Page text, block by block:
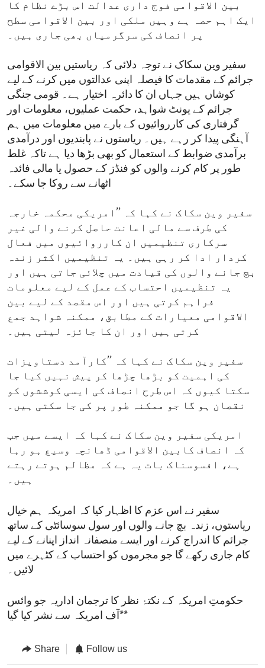
بین الاقوامی فوج داری عدالت اس بڑے نظام کا
ایک اہم حصہ ہے وہیں ملکی اور بین الاقوامی سطح
پر انصاف کی سرگرمیاں بھی جاری ہیں۔
سفیر وین سکاک نے توجہ دلائی کہ ریاستیں بین الاقوامی
جرائم کے مقدمات کا فیصلہ اپنی عدالتوں میں کرنے کے لیے
کوشاں ہیں جہاں ان کا دائرہ اختیار ہے۔ قومی جنگی
جرائم کے یونٹ شواہد، حکمت عملیوں، معلومات اور
گرفتاری کی کارروائیوں کے بارے میں معلومات میں ہم
آہنگی پیدا کر رہے ہیں۔ ریاستوں نے پابندیوں اور درآمدی
برآمدی ضوابط کے استعمال کو بھی بڑھا دیا ہے تاکہ غلط
طور پر کام کرنے والوں کو فنڈز کے حصول یا مالی فائدہ
اٹھانے سے روکا جا سکے۔
سفیر وین سکاک نے کہا کہ ’’امریکی محکمہ خارجہ
کی طرف سے مالی اعانت حاصل کرنے والی غیر
سرکاری تنظیمیں ان کارروائیوں میں فعال
کردار ادا کر رہی ہیں۔ یہ تنظیمیں اکثر زندہ
بچ جانے والوں کی قیادت میں چلائی جاتی ہیں اور
یہ تنظیمیں احتساب کے عمل کے لیے معلومات
فراہم کرتی ہیں اور اس مقصد کے لیے بین
الاقوامی معیارات کے مطابق، ممکنہ شواہد جمع
کرتی ہیں اور ان کا جائزہ لیتی ہیں۔
سفیر وین سکاک نے کہا کہ ’’کارآمد دستاویزات
کی اہمیت کو بڑھا چڑھا کر پیش نہیں کیا جا
سکتا کیوں کہ اس طرح انصاف کی ایسی کوششوں کو
نقصان ہو گا جو ممکنہ طور پر کی جا سکتی ہیں۔
امریکی سفیر وین سکاک نے کہا کہ ایسے میں جب
کہ انصاف کابین الاقوامی ڈھانچہ وسیع ہو رہا
ہے، افسوسناک بات یہ ہے کہ مظالم ہوتے رہتے
ہیں۔
سفیر نے اس عزم کا اظہار کیا کہ امریکہ ہم خیال
ریاستوں، زندہ بچ جانے والوں اور سول سوسائٹی کے ساتھ
جرائم کا اندراج کرنے اور ایسے منصفانہ انداز اپنانے کے لیے
کام جاری رکھے گا جو مجرموں کو احتساب کے کٹہرے میں
لائیں۔
حکومتِ امریکہ کے نکتۂ نظر کا ترجمان اداریہ جو وائس
آف امریکہ سے نشر کیا گیا**
Share Follow us